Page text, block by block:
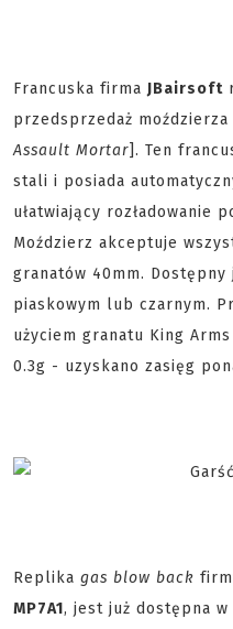
Francuska firma JBairsoft
przedsprzedaż moździerza
Assault Mortar]. Ten
stali i posiada
ułatwiający rozładowanie
Moździerz akceptuje
granatów 40mm.
piaskowym lub czarnym.
użyciem granatu King
0.3g - uzyskano zasięg
Replika gas blow back
MP7A1, jest już dostępna